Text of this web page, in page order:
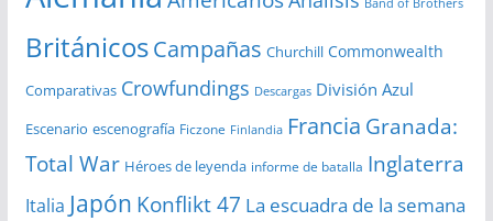
s
Band of Brothers
BritánicosCampañas Churchill Commonwealth
Comparativas Crowfundings Descargas División Azul
Escenario escenografía Ficzone Finlandia Francia Granada:
Total War Héroes de leyenda informe de batalla Inglaterra
Italia Japón Konflikt 47 La escuadra de la semana